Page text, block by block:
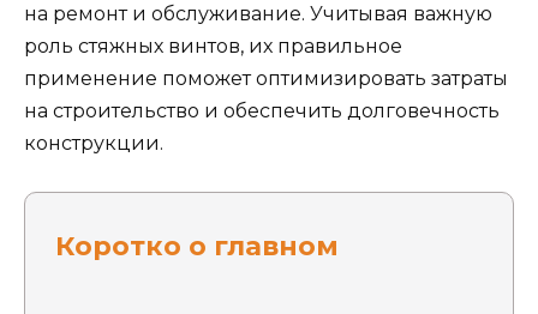
на ремонт и обслуживание. Учитывая важную
роль стяжных винтов, их правильное
применение поможет оптимизировать затраты
на строительство и обеспечить долговечность
конструкции.
Коротко о главном